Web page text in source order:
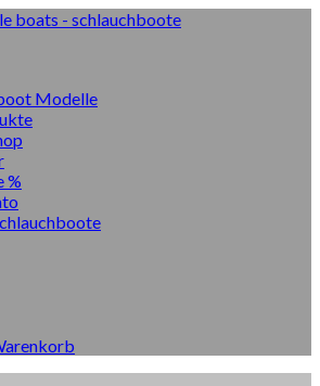
Modelle
%